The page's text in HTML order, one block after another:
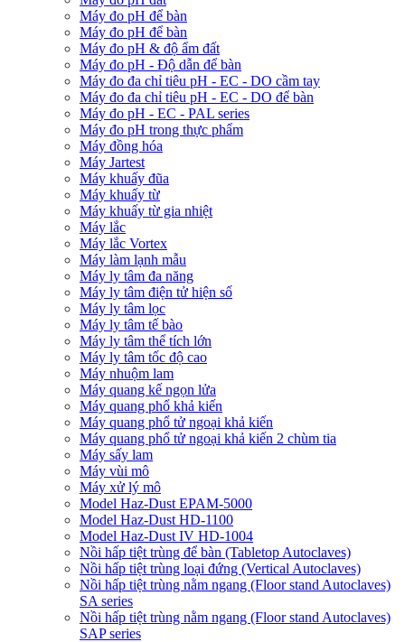
Máy đo pH để bàn
Máy đo pH để bàn
Máy đo pH & độ ẩm đất
Máy đo pH - Độ dẫn để bàn
Máy đo đa chỉ tiêu pH - EC - DO cầm tay
Máy đo đa chỉ tiêu pH - EC - DO để bàn
Máy đo pH - EC - PAL series
Máy đo pH trong thực phẩm
Máy đồng hóa
Máy Jartest
Máy khuấy đũa
Máy khuấy từ
Máy khuấy từ gia nhiệt
Máy lắc
Máy lắc Vortex
Máy làm lạnh mẫu
Máy ly tâm đa năng
Máy ly tâm điện tử hiện số
Máy ly tâm lọc
Máy ly tâm tế bào
Máy ly tâm thể tích lớn
Máy ly tâm tốc độ cao
Máy nhuộm lam
Máy quang kế ngọn lửa
Máy quang phổ khả kiến
Máy quang phổ tử ngoại khả kiến
Máy quang phổ tử ngoại khả kiến 2 chùm tia
Máy sấy lam
Máy vùi mô
Máy xử lý mô
Model Haz-Dust EPAM-5000
Model Haz-Dust HD-1100
Model Haz-Dust IV HD-1004
Nồi hấp tiệt trùng để bàn (Tabletop Autoclaves)
Nồi hấp tiệt trùng loại đứng (Vertical Autoclaves)
Nồi hấp tiệt trùng nằm ngang (Floor stand Autoclaves)
SA series
Nồi hấp tiệt trùng nằm ngang (Floor stand Autoclaves)
SAP series